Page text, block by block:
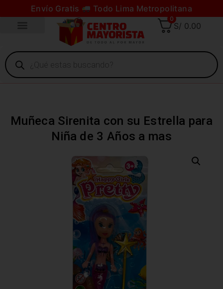
Envío Gratis Todo Lima Metropolitana
0
S/ 0.00
Muñeca Sirenita con su Estrella para
Niña de 3 Años a mas